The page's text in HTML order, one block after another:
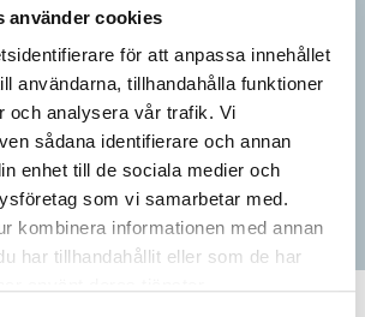
använder cookies
för att anpassa innehållet
användarna, tillhandahålla funktioner
och analysera vår trafik. Vi
sådana identifierare och annan
enhet till de sociala medier och
som vi samarbetar med.
kombinera informationen med annan
har tillhandahållit eller som de har
ordvitsar alltid går hem. En bra
ett träffsäkert budskap om
knorr, säger Anders Svensson,